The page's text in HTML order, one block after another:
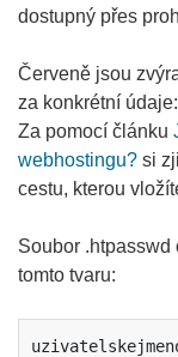
dostupný přes
Červeně jsou
za konkrétní údaje:
Za pomocí článku
webhostingu? si
cestu, kterou
Soubor
tomto tvaru: